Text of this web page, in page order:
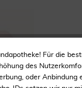
Für die
des
oder Anbindung